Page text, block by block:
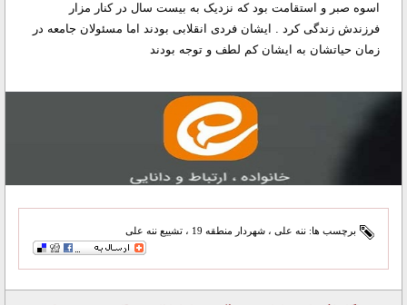
اسوه صبر و استقامت بود که نزدیک به بیست سال در کنار مزار
فرزندش زندگی کرد . ایشان فردی انقلابی بودند اما مسئولان جامعه در
زمان حیاتشان به ایشان کم لطف و توجه بودند
برچسب ها: ننه علی ، شهردار منطقه 19 ، تشییع ننه علی